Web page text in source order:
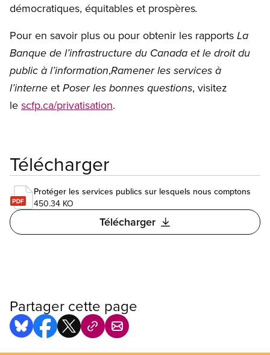
démocratiques, équitables et prospères.
Pour en savoir plus ou pour obtenir les rapports La
Banque de l’infrastructure du Canada et le droit du
public à l’information,Ramener les services à
l’interne et Poser les bonnes questions, visitez
le scfp.ca/privatisation.
Télécharger
Protéger les services publics sur lesquels nous comptons
450.34 KO
Télécharger
Partager cette page